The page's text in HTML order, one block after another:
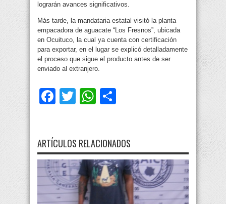
lograrán avances significativos.
Más tarde, la mandataria estatal visitó la planta
empacadora de aguacate “Los Fresnos”, ubicada
en Ocuituco, la cual ya cuenta con certificación
para exportar, en el lugar se explicó detalladamente
el proceso que sigue el producto antes de ser
enviado al extranjero.
Facebook
TwitterWhatsApp
ARTÍCULOS RELACIONADOS